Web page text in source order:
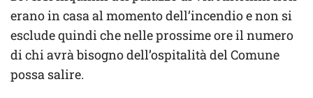
erano in casa al momento dell’incendio e non si
esclude quindi che nelle prossime ore il numero
di chi avrà bisogno dell’ospitalità del Comune
possa salire.